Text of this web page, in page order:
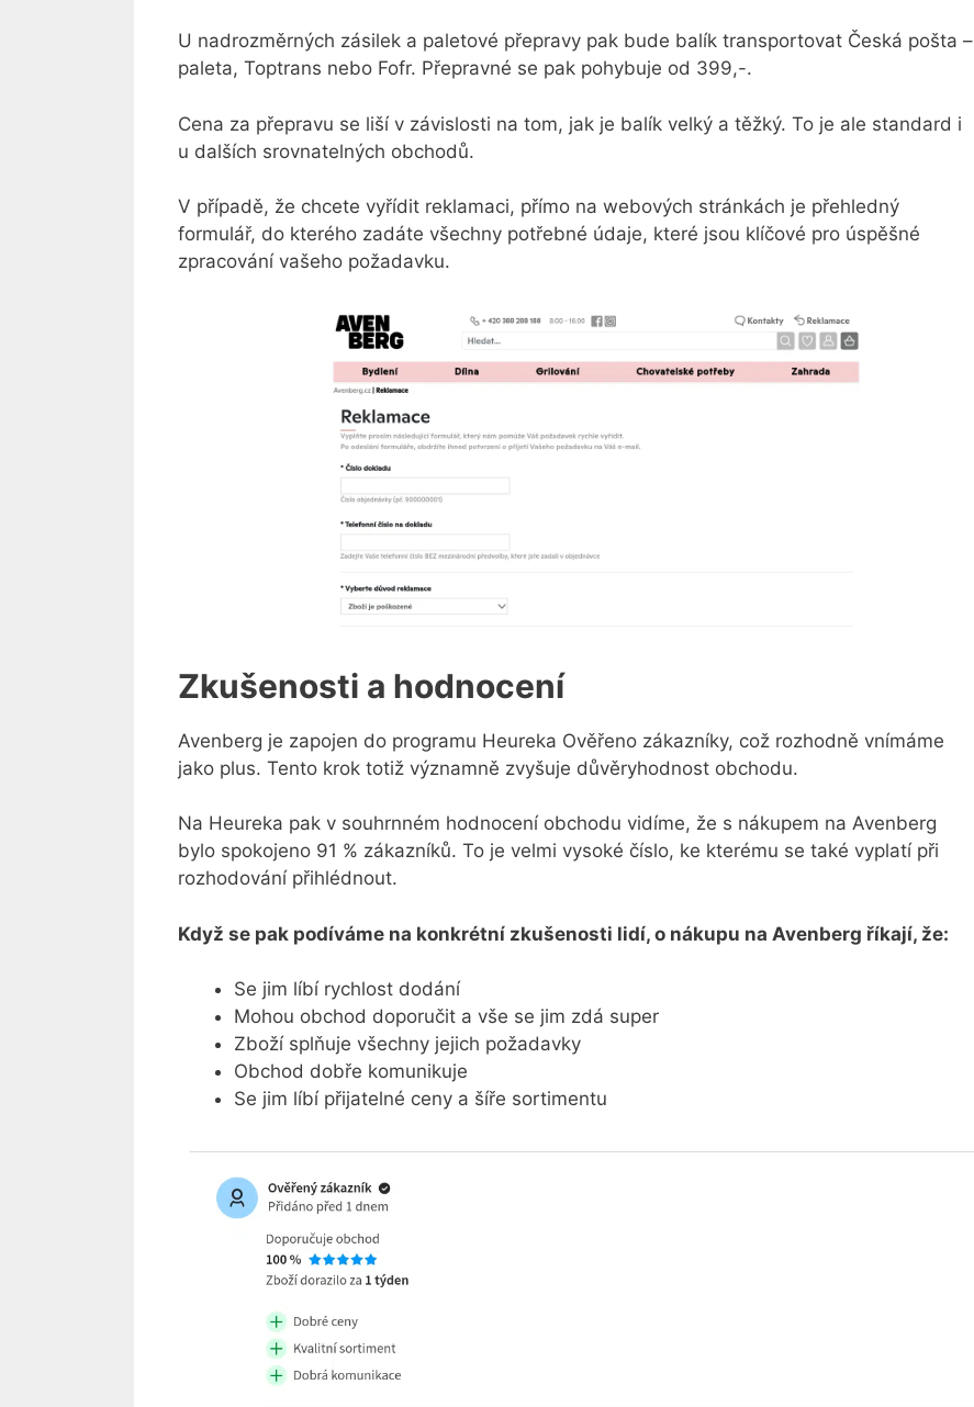
U nadrozměrných zásilek a paletové přepravy pak bude balík transportovat Česká pošta –
paleta, Toptrans nebo Fofr. Přepravné se pak pohybuje od 399,-.
Cena za přepravu se liší v závislosti na tom, jak je balík velký a těžký. To je ale standard i
u dalších srovnatelných obchodů.
V případě, že chcete vyřídit reklamaci, přímo na webových stránkách je přehledný
formulář, do kterého zadáte všechny potřebné údaje, které jsou klíčové pro úspěšné
zpracování vašeho požadavku.
Zkušenosti a hodnocení
Avenberg je zapojen do programu Heureka Ověřeno zákazníky, což rozhodně vnímáme
jako plus. Tento krok totiž významně zvyšuje důvěryhodnost obchodu.
Na Heureka pak v souhrnném hodnocení obchodu vidíme, že s nákupem na Avenberg
bylo spokojeno 91 % zákazníků. To je velmi vysoké číslo, ke kterému se také vyplatí při
rozhodování přihlédnout.
Když se pak podíváme na konkrétní zkušenosti lidí, o nákupu na Avenberg říkají, že:
Se jim líbí rychlost dodání
Mohou obchod doporučit a vše se jim zdá super
Zboží splňuje všechny jejich požadavky
Obchod dobře komunikuje
Se jim líbí přijatelné ceny a šíře sortimentu